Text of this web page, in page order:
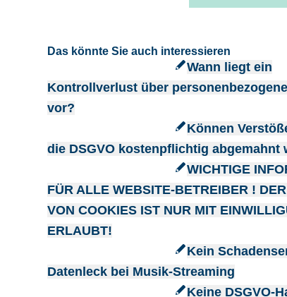
Das könnte Sie auch interessieren
Wann liegt ein
Kontrollverlust über
vor?
Können
die DSGVO kostenpflichtig abgemahnt
WICHTIGE
FÜR ALLE WEBSITE-BETREIBER !
VON COOKIES IST NUR MIT
ERLAUBT!
Kein
Datenleck bei Musik-Streaming
Keine DSGVO-